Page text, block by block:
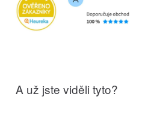
A už jste viděli tyto?